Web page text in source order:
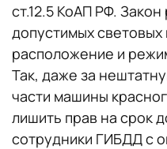
ст.12.5 КоАП РФ.
допустимых
расположение и
Так, даже за
части машины
лишить прав на срок
сотрудники ГИБДД с